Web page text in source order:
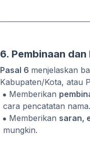
6. Pembinaan dan
Pasal 6 menjelaskan
Kabupaten/Kota, atau
Memberikan
cara pencatatan nama.
Memberikan saran,
mungkin.